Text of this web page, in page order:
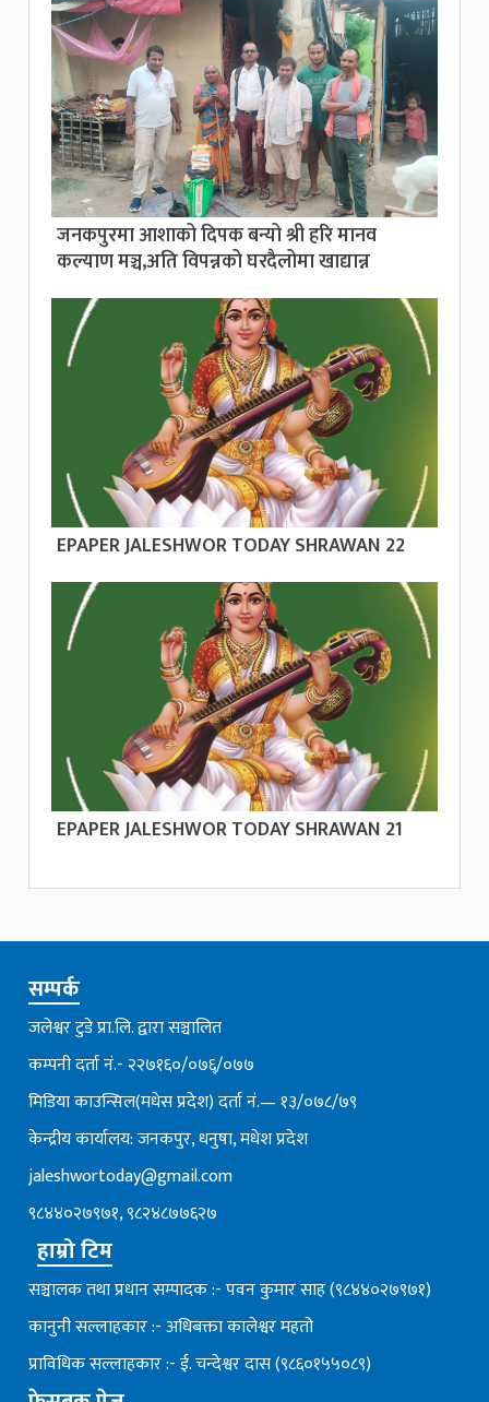
जनकपुरमा आशाको दिपक बन्यो श्री हरि मानव
कल्याण मञ्च,अति विपन्नको घरदैलोमा खाद्यान्न
EPAPER JALESHWOR TODAY SHRAWAN 22
EPAPER JALESHWOR TODAY SHRAWAN 21
सम्पर्क
जलेश्वर टुडे प्रा.लि. द्वारा सञ्चालित
कम्पनी दर्ता नं.- २२७१६०/०७६्/०७७
मिडिया काउन्सिल(मधेस प्रदेश) दर्ता नं.— १३/०७८/७९
केन्द्रीय कार्यालय: जनकपुर, धनुषा, मधेश प्रदेश
jaleshwortoday@gmail.com
९८४४०२७९७१, ९८२४८७७६२७
हाम्रो टिम
सञ्चालक तथा प्रधान सम्पादक :- पवन कुमार साह (९८४४०२७९७१)
कानुनी सल्लाहकार :- अधिबक्ता कालेश्वर महतो
प्राविधिक सल्लाहकार :- ई. चन्देश्वर दास (९८६०१५५०८९)